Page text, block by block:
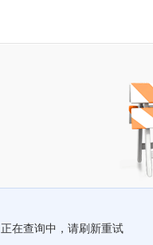
正在查询中，请刷新重试